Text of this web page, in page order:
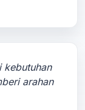
kebutuhan
arahan